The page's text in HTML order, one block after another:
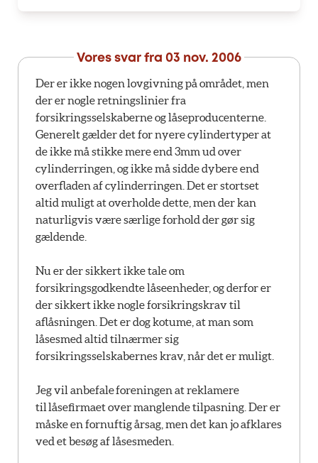
Vores svar fra 03 nov. 2006
Der er ikke nogen lovgivning på området, men
der er nogle retningslinier fra
forsikringsselskaberne og låseproducenterne.
Generelt gælder det for nyere cylindertyper at
de ikke må stikke mere end 3mm ud over
cylinderringen, og ikke må sidde dybere end
overfladen af cylinderringen. Det er stortset
altid muligt at overholde dette, men der kan
naturligvis være særlige forhold der gør sig
gældende.
Nu er der sikkert ikke tale om
forsikringsgodkendte låseenheder, og derfor er
der sikkert ikke nogle forsikringskrav til
aflåsningen. Det er dog kotume, at man som
låsesmed altid tilnærmer sig
forsikringsselskabernes krav, når det er muligt.
Jeg vil anbefale foreningen at reklamere
til låsefirmaet over manglende tilpasning. Der er
måske en fornuftig årsag, men det kan jo afklares
ved et besøg af låsesmeden.